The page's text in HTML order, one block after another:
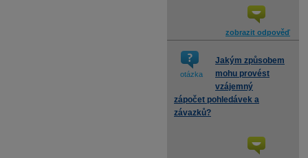
zobrazit odpověď
otázka
Jakým způsobem
mohu provést
vzájemný
zápočet pohledávek a
závazků?